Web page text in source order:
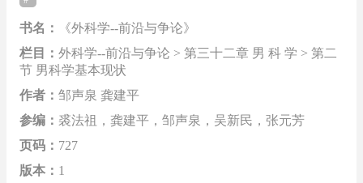
书名：
《外科学--前沿与争论》
栏目： 外科学--前沿与争论 > 第三十二章 男 科 学 > 第二
节 男科学基本现状
作者： 邹声泉 龚建平
参编： 裘法祖，龚建平，邹声泉，吴新民，张元芳
页码： 727
版本： 1